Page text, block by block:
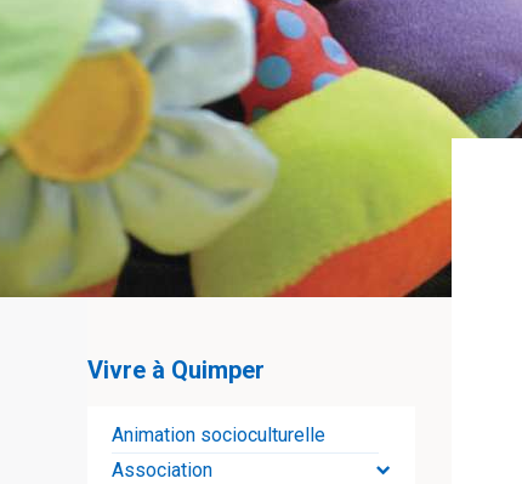
Vivre à Quimper
Animation socioculturelle
Association